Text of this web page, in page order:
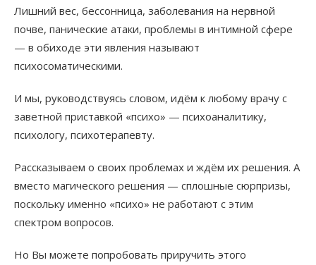
Лишний вес, бессонница, заболевания на нервной
почве, панические атаки, проблемы в интимной сфере
— в обиходе эти явления называют
психосоматическими.
И мы, руководствуясь словом, идём к любому врачу с
заветной приставкой «психо» — психоаналитику,
психологу, психотерапевту.
Рассказываем о своих проблемах и ждём их решения. А
вместо магического решения — сплошные сюрпризы,
поскольку именно «психо» не работают с этим
спектром вопросов.
Но Вы можете попробовать приручить этого